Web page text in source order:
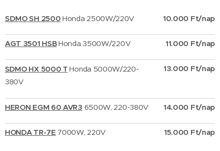
SDMO SH 2500 Honda 2500W/220V 10.000 Ft/nap
AGT 3501 HSBHonda 3500W/220V 11.000 Ft/nap
SDMO HX 5000 T Honda 5000W/220-
380V
13.000 Ft/nap
HERON EGM 60 AVR3 6500W, 220-380V 14.000 Ft/nap
HONDA TR-7E 7000W, 220V 15.000 Ft/nap